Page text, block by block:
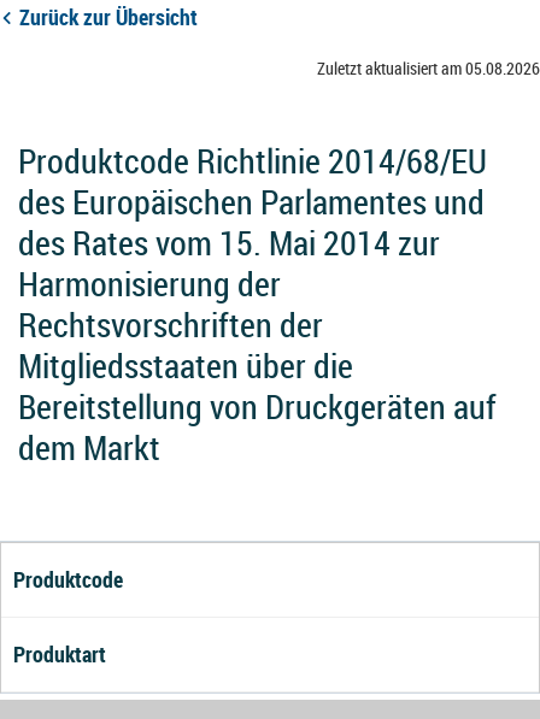
Zurück zur Übersicht
Zuletzt aktualisiert am 05.08.2026
Produktcode Richtlinie 2014/68/EU
des Europäischen Parlamentes und
des Rates vom 15. Mai 2014 zur
Harmonisierung der
Rechtsvorschriften der
Mitgliedsstaaten über die
Bereitstellung von Druckgeräten auf
dem Markt
Produktcode
Produktart